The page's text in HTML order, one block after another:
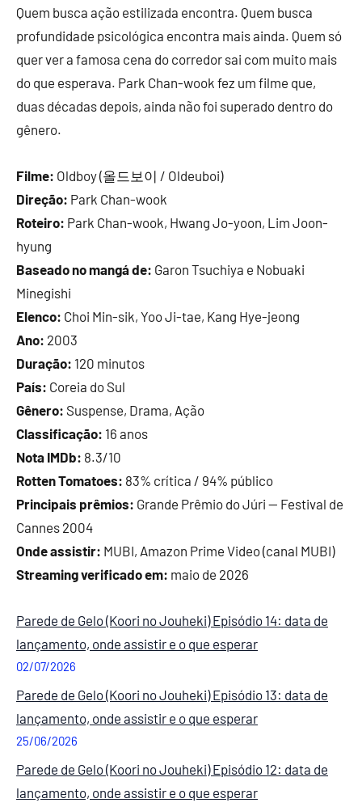
Quem busca ação estilizada encontra. Quem busca
profundidade psicológica encontra mais ainda. Quem só
quer ver a famosa cena do corredor sai com muito mais
do que esperava. Park Chan-wook fez um filme que,
duas décadas depois, ainda não foi superado dentro do
gênero.
Filme: Oldboy (올드보이 / Oldeuboi)
Direção: Park Chan-wook
Roteiro: Park Chan-wook, Hwang Jo-yoon, Lim Joon-
hyung
Baseado no mangá de: Garon Tsuchiya e Nobuaki
Minegishi
Elenco: Choi Min-sik, Yoo Ji-tae, Kang Hye-jeong
Ano: 2003
Duração: 120 minutos
País: Coreia do Sul
Gênero: Suspense, Drama, Ação
Classificação: 16 anos
Nota IMDb: 8.3/10
Rotten Tomatoes: 83% crítica / 94% público
Principais prêmios: Grande Prêmio do Júri — Festival de
Cannes 2004
Onde assistir: MUBI, Amazon Prime Video (canal MUBI)
Streaming verificado em: maio de 2026
Parede de Gelo (Koori no Jouheki) Episódio 14: data de
lançamento, onde assistir e o que esperar
02/07/2026
Parede de Gelo (Koori no Jouheki) Episódio 13: data de
lançamento, onde assistir e o que esperar
25/06/2026
Parede de Gelo (Koori no Jouheki) Episódio 12: data de
lançamento, onde assistir e o que esperar